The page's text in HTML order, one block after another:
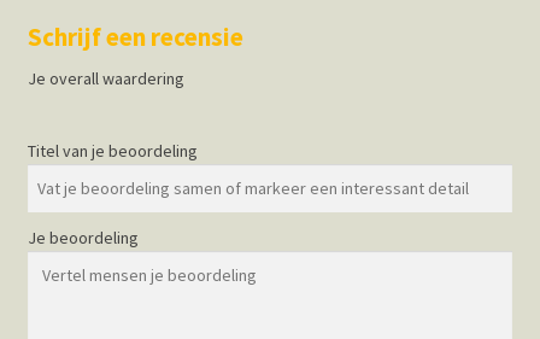
Schrijf een recensie
Je overall waardering
Titel van je beoordeling
Je beoordeling